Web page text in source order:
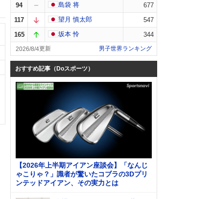
94
島袋 将
677
117
望月 慎太郎
547
165
坂本 怜 344
2026/8/4 男子世界ランキング
おすすめ記事（Doスポーツ）
【2026年上半期アイアン座談会】「なんじ
ゃこりゃ？」識者が驚いたコブラの3Dプリ
ンテッドアイアン、その実力とは